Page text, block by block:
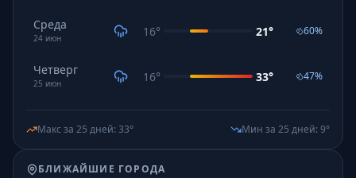
Среда
24 июн 16° 21° 60%
Четверг
25 июн 16° 33° 47%
Макс за 25 дней: 33° Мин за 25 дней: 9°
БЛИЖАЙШИЕ ГОРОДА